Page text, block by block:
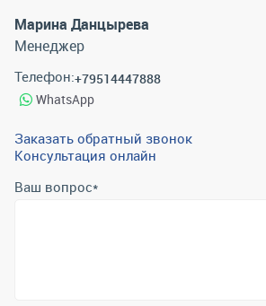
Марина Данцырева
Менеджер
Телефон:+79514447888
WhatsApp
Заказать обратный звонок
Консультация онлайн
Ваш вопрос*